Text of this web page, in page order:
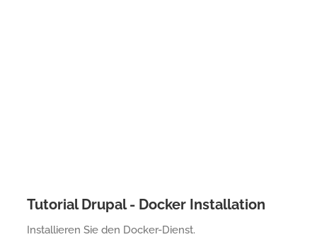
Tutorial Drupal - Docker Installation
Installieren Sie den Docker-Dienst.